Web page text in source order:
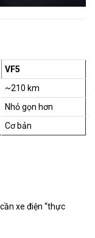
VF5
~210 km
Nhỏ gọn hơn
Cơ bản
xe điện “thực